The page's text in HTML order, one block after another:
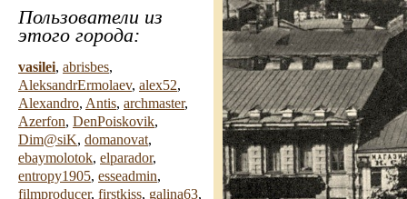
Пользователи из
этого города:
vasilei, abrisbes,
AleksandrErmolaev, alex52,
Alexandro, Antis, archmaster,
Azerfon, DenPoiskovik,
Dim@siK, domanovat,
ebaymolotok, elparador,
entropy1905, esseadmin,
filmproducer, firstkiss, galina63,